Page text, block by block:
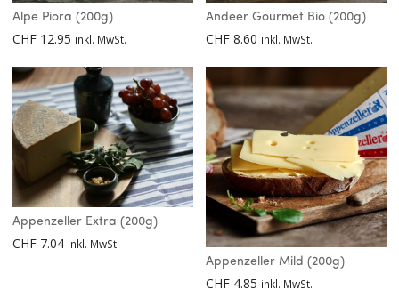
Alpe Piora (200g)
CHF 12.95 inkl. MwSt.
Andeer Gourmet Bio (200g)
CHF 8.60 inkl. MwSt.
Appenzeller Extra (200g)
CHF 7.04 inkl. MwSt.
Appenzeller Mild (200g)
CHF 4.85 inkl. MwSt.